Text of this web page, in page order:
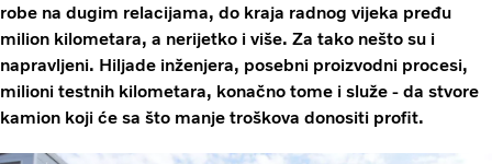
robe na dugim relacijama, do kraja radnog vijeka pređu
milion kilometara, a nerijetko i više. Za tako nešto su i
napravljeni. Hiljade inženjera, posebni proizvodni procesi,
milioni testnih kilometara, konačno tome i služe - da stvore
kamion koji će sa što manje troškova donositi profit.